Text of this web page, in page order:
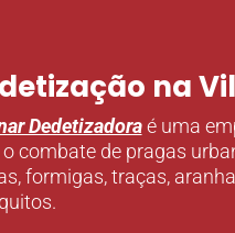
na
Dedetizadoraé uma
combate de pragas
formigas, traças,